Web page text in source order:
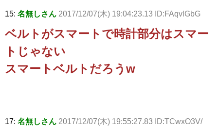
15: 名無しさん 2017/12/07(木) 19:04:23.13 ID:FAqvlGbG
ベルトがスマートで時計部分はスマー
トじゃない
スマートベルトだろうw
17: 名無しさん 2017/12/07(木) 19:55:27.83 ID:TCwxO3V/